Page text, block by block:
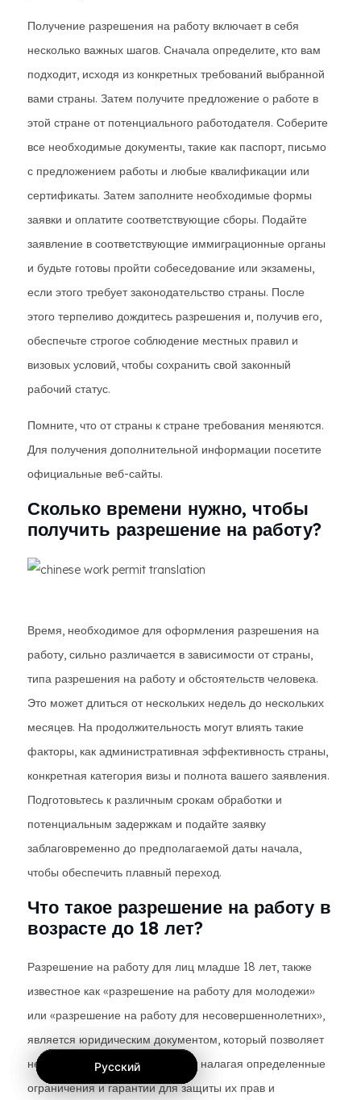
Получение разрешения на работу включает в себя
несколько важных шагов. Сначала определите, кто вам
подходит, исходя из конкретных требований выбранной
вами страны. Затем получите предложение о работе в
этой стране от потенциального работодателя. Соберите
все необходимые документы, такие как паспорт, письмо
с предложением работы и любые квалификации или
сертификаты. Затем заполните необходимые формы
заявки и оплатите соответствующие сборы. Подайте
заявление в соответствующие иммиграционные органы
и будьте готовы пройти собеседование или экзамены,
если этого требует законодательство страны. После
этого терпеливо дождитесь разрешения и, получив его,
обеспечьте строгое соблюдение местных правил и
визовых условий, чтобы сохранить свой законный
рабочий статус.
Помните, что от страны к стране требования меняются.
Для получения дополнительной информации посетите
официальные веб-сайты.
Сколько времени нужно, чтобы
получить разрешение на работу?
Время, необходимое для оформления разрешения на
работу, сильно различается в зависимости от страны,
типа разрешения на работу и обстоятельств человека.
Это может длиться от нескольких недель до нескольких
месяцев. На продолжительность могут влиять такие
факторы, как административная эффективность страны,
конкретная категория визы и полнота вашего заявления.
Подготовьтесь к различным срокам обработки и
потенциальным задержкам и подайте заявку
заблаговременно до предполагаемой даты начала,
чтобы обеспечить плавный переход.
Что такое разрешение на работу в
возрасте до 18 лет?
Разрешение на работу для лиц младше 18 лет, также
известное как «разрешение на работу для молодежи»
или «разрешение на работу для несовершеннолетних»,
является юридическим документом, который позволяет
несовершеннолетним работать, налагая определенные
ограничения и гарантии для защиты их прав и
Русский
Русский
Русский